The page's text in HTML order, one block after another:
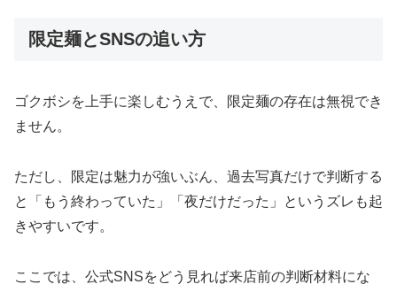
限定麺とSNSの追い方
ゴクボシを上手に楽しむうえで、限定麺の存在は無視でき
ません。
ただし、限定は魅力が強いぶん、過去写真だけで判断する
と「もう終わっていた」「夜だけだった」というズレも起
きやすいです。
ここでは、公式SNSをどう見れば来店前の判断材料にな